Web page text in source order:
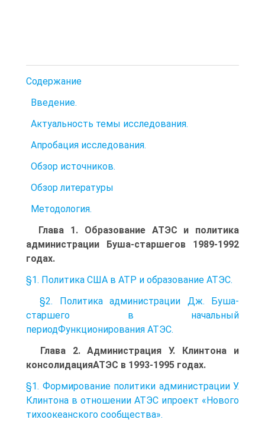
Содержание
Введение.
Актуальность темы исследования.
Апробация исследования.
Обзор источников.
Обзор литературы
Методология.
Глава 1. Образование АТЭС и политика
администрации Буша-старшегов 1989-1992
годах.
§1. Политика США в АТР и образование АТЭС.
§2. Политика администрации Дж. Буша-
старшего в начальный
периодФункционирования АТЭС.
Глава 2. Администрация У. Клинтона и
консолидацияАТЭС в 1993-1995 годах.
§1. Формирование политики администрации У.
Клинтона в отношении АТЭС ипроект «Нового
тихоокеанского сообщества».